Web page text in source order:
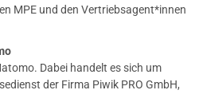
MPE und den Vertriebsagent*innen
Dabei handelt es sich um
der Firma Piwik PRO GmbH,